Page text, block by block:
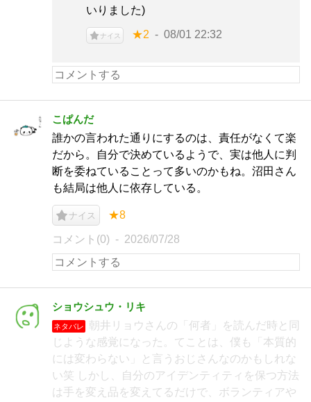
いりました)
ナイス ★2 08/01 22:32
こぱんだ
誰かの言われた通りにするのは、責任がなくて楽
だから。自分で決めているようで、実は他人に判
断を委ねていることって多いのかもね。沼田さん
も結局は他人に依存している。
ナイス ★8
コメント(0) 2026/07/28
ショウシュウ・リキ
ネタバレ
朝井リョウさんの「何者」を読んだ時と同
じような感覚になった。てことは、僕も「本質的
には変わらない」と言うおじさんなのかもしれな
い笑 しかし、自分のアイデンティティを保つ方法
は手を変え品を変えてるだけで、ボランティアや